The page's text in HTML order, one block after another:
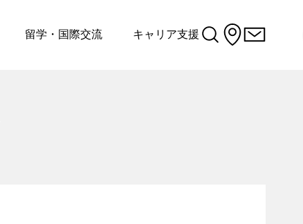
留学・国際交流 キャリア支援